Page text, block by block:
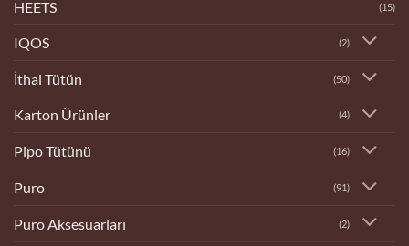
HEETS (15)
IQOS (2)
İthal Tütün (50)
Karton Ürünler (4)
Pipo Tütünü (16)
Puro (91)
Puro Aksesuarları (2)